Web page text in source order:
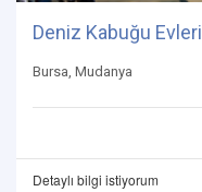
Deniz Kabuğu Evleri
Bursa, Mudanya
Detaylı bilgi istiyorum